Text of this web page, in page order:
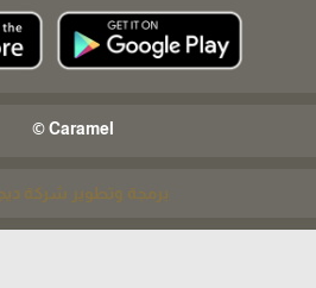
Caramel ©
برمجة وتطوير شركة